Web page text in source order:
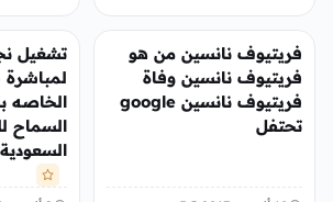
عربي ودولي
فريتيوف نانسين من هو
فريتيوف نانسين وفاة
فريتيوف نانسين google
تحتفل
تشغيل
لمباشرة
الخاصه
السماح
السعودية